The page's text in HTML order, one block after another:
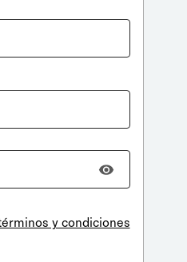
y condiciones